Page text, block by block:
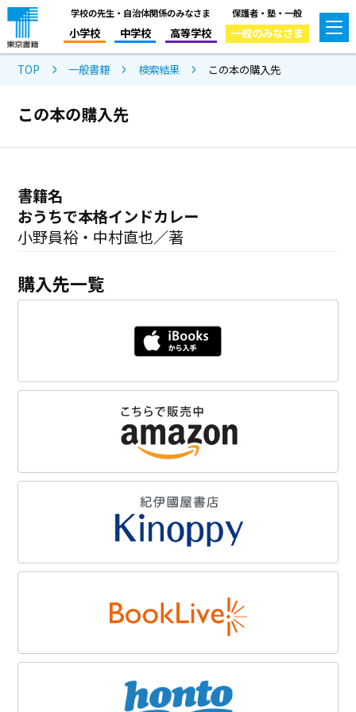
学校の先生・自治体関係のみなさま
小学校 中学校 高等学校
保護者・塾・一般
一般のみなさま
TOP 一般書籍 検索結果 この本の購入先
この本の購入先
書籍名
おうちで本格インドカレー
小野員裕・中村直也／著
購入先一覧